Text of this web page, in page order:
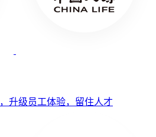
升级员工体验，留住人才